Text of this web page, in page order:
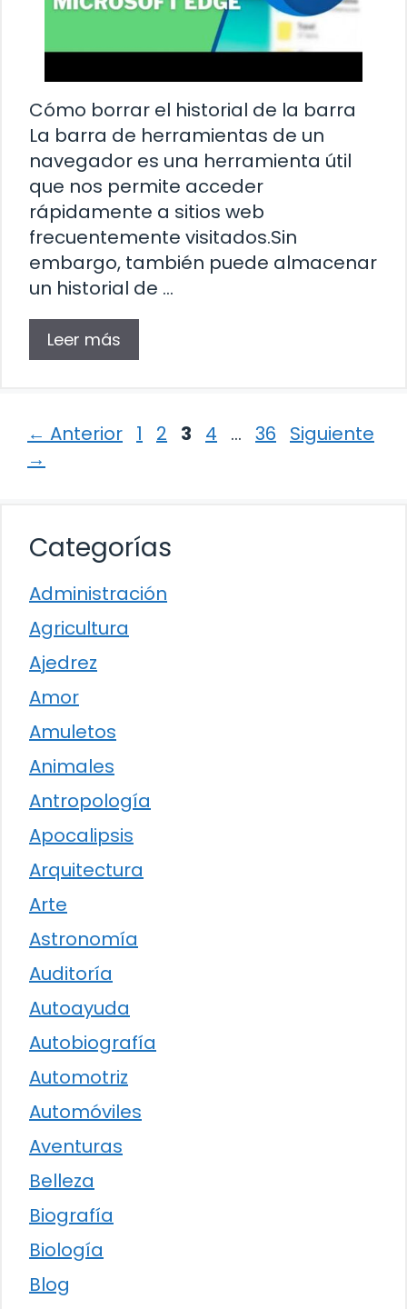
Cómo borrar el historial de la barra
La barra de herramientas de un
navegador es una herramienta útil
que nos permite acceder
rápidamente a sitios web
frecuentemente visitados.Sin
embargo, también puede almacenar
un historial de …
Leer más
← Anterior Página
1 Página
2 Página
3 Página
4 … Página
36
Siguiente
→
Categorías
Administración
Agricultura
Ajedrez
Amor
Amuletos
Animales
Antropología
Apocalipsis
Arquitectura
Arte
Astronomía
Auditoría
Autoayuda
Autobiografía
Automotriz
Automóviles
Aventuras
Belleza
Biografía
Biología
Blog